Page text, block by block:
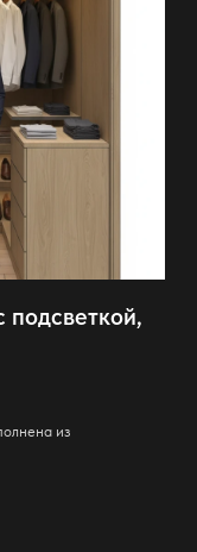
подсветкой,
из